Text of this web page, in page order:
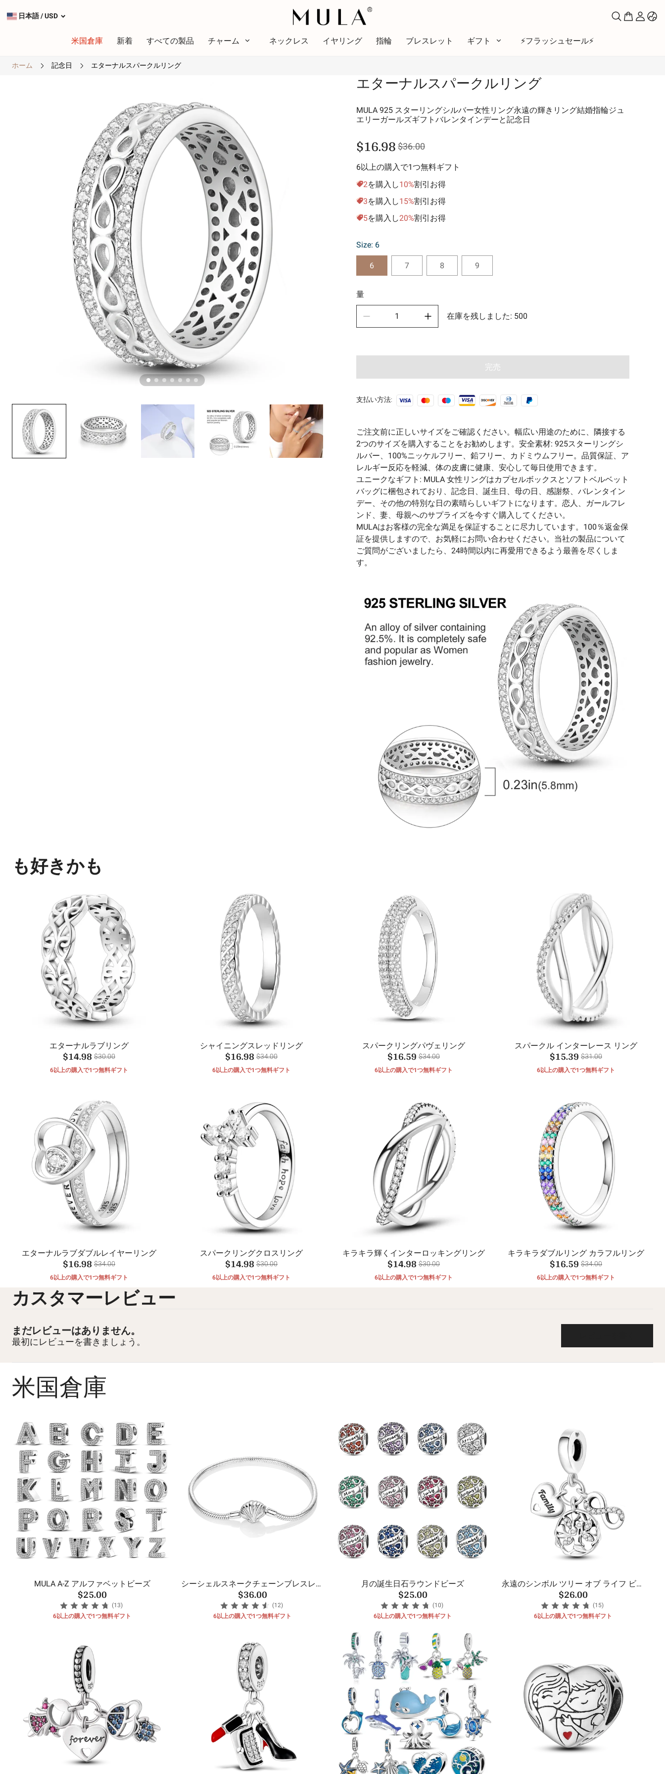
日本語/USD
米国倉庫 新着 すべての製品 チャーム ネックレス イヤリング 指輪 ブレスレット ギフト ⚡️フラッシュセール⚡️
ピンク
緑
紫
黄金色の黄色
テーマ
明るい
アルファベット
スタームーン＆サン
休暇
趣味
自然
ホーム 記念日 エターナルスパークルリング
エターナルスパークルリング
MULA 925 スターリングシルバー女性リング永遠の輝きリング結婚指輪ジュ
エリーガールズギフトバレンタインデーと記念日
$16.98 $36.00
6以上の購入で1つ無料ギフト
2を購入し10%割引お得
3を購入し15%割引お得
5を購入し20%割引お得
Size: 6
6 7 8 9
量
在庫を残しました: 500
完売
支払い方法:
ご注文前に正しいサイズをご確認ください。幅広い用途のために、隣接する
2つのサイズを購入することをお勧めします。安全素材: 925スターリングシ
ルバー、100%ニッケルフリー、鉛フリー、カドミウムフリー。品質保証、ア
レルギー反応を軽減、体の皮膚に健康、安心して毎日使用できます。
ユニークなギフト: MULA 女性リングはカプセルボックスとソフトベルベット
バッグに梱包されており、記念日、誕生日、母の日、感謝祭、バレンタイン
デー、その他の特別な日の素晴らしいギフトになります。恋人、ガールフレ
ンド、妻、母親へのサプライズを今すぐ購入してください。
MULAはお客様の完全な満足を保証することに尽力しています。100％返金保
証を提供しますので、お気軽にお問い合わせください。当社の製品について
ご質問がございましたら、24時間以内に再愛用できるよう最善を尽くしま
す。
も好きかも
エターナルラブリング
$14.98 $30.00
6以上の購入で1つ無料ギフト
シャイニングスレッドリング
$16.98 $34.00
6以上の購入で1つ無料ギフト
スパークリングパヴェリング
$16.59 $34.00
6以上の購入で1つ無料ギフト
スパークル インターレース リング
$15.39 $31.00
6以上の購入で1つ無料ギフト
エターナルラブダブルレイヤーリング
$16.98 $34.00
6以上の購入で1つ無料ギフト
スパークリングクロスリング
$14.98 $30.00
6以上の購入で1つ無料ギフト
キラキラ輝くインターロッキングリング
$14.98 $30.00
6以上の購入で1つ無料ギフト
キラキラダブルリング カラフルリング
$16.59 $34.00
6以上の購入で1つ無料ギフト
カスタマーレビュー
まだレビューはありません。
最初にレビューを書きましょう。
米国倉庫
MULA A-Z アルファベットビーズ
$25.00
(13)
6以上の購入で1つ無料ギフト
シーシェルスネークチェーンブレスレッ
ト
$36.00
(12)
6以上の購入で1つ無料ギフト
月の誕生日石ラウンドビーズ
$25.00
(10)
6以上の購入で1つ無料ギフト
永遠のシンボル ツリー オブ ライフ ビー
ズ
$26.00
(15)
6以上の購入で1つ無料ギフト